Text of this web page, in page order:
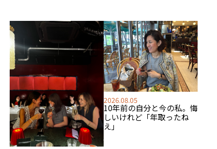
2026.08.05
10年前の自分と今の私。悔
しいけれど「年取ったね
え」